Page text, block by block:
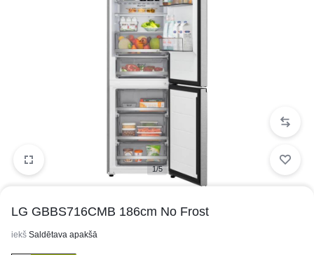
1/5
LG GBBS716CMB 186cm No Frost
iekš Saldētava apakšā